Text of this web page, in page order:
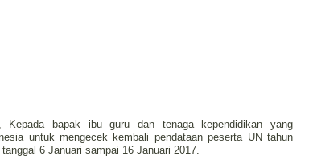
Kepada bapak ibu guru dan tenaga kependidikan yang
untuk mengecek kembali pendataan peserta UN tahun
6 Januari sampai 16 Januari 2017.